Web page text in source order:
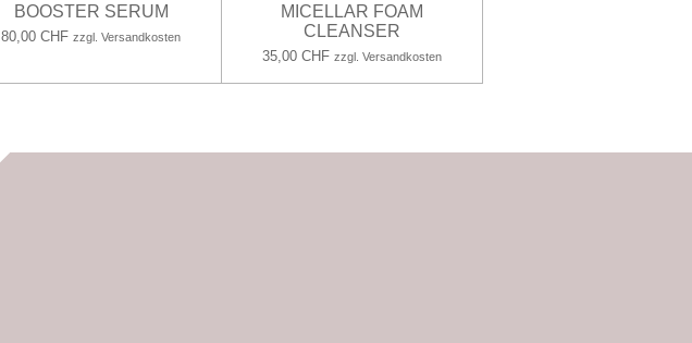
BOOSTER SERUM
80,00 CHF zzgl. Versandkosten
MICELLAR FOAM
CLEANSER
35,00 CHF zzgl. Versandkosten